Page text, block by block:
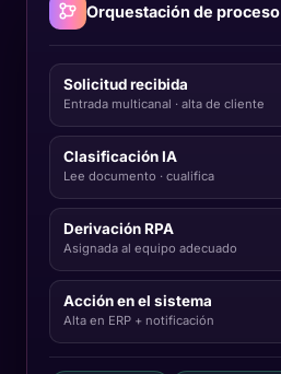
Orquestación de proceso
Solicitud recibida
Entrada multicanal · alta de cliente
Clasificación IA
Lee documento · cualifica
Derivación RPA
Asignada al equipo adecuado
Acción en el sistema
Alta en ERP + notificación